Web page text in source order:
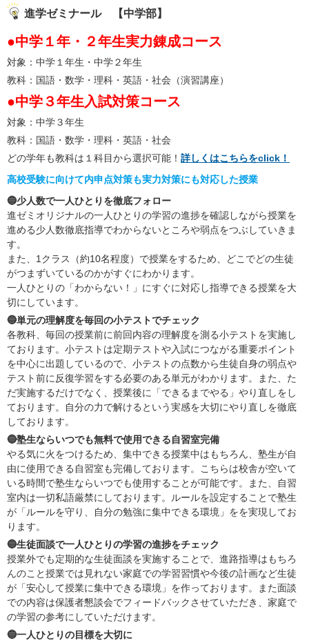
進学ゼミナール 【中学部】
●中学１年・２年生実力錬成コース
対象：中学１年生・中学２年生
教科：国語・数学・理科・英語・社会（演習講座）
●中学３年生入試対策コース
対象：中学３年生
教科：国語・数学・理科・英語・社会
どの学年も教科は１科目から選択可能！ 詳しくはこちらをclick！
高校受験に向けて内申点対策も実力対策にも対応した授業
🔵少人数で一人ひとりを徹底フォロー
進ゼミオリジナルの一人ひとりの学習の進捗を確認しながら授業を
進める少人数徹底指導でわからないところや弱点をつぶしていきま
す。
また、1クラス（約10名程度）で授業をするため、どこでどの生徒
がつまずいているのかがすぐにわかります。
一人ひとりの「わからない！」にすぐに対応し指導できる授業を大
切にしています。
🔵単元の理解度を毎回の小テストでチェック
各教科、毎回の授業前に前回内容の理解度を測る小テストを実施し
ております。小テストは定期テストや入試につながる重要ポイント
を中心に出題しているので、小テストの点数から生徒自身の弱点や
テスト前に反復学習をする必要のある単元がわかります。また、た
だ実施するだけでなく、授業後に「できるまでやる」やり直しをし
ております。自分の力で解けるという実感を大切にやり直しを徹底
しております。
🔵塾生ならいつでも無料で使用できる自習室完備
やる気に火をつけるため、集中できる授業中はもちろん、塾生が自
由に使用できる自習室も完備しております。こちらは校舎が空いて
いる時間で塾生ならいつでも使用することが可能です。また、自習
室内は一切私語厳禁にしております。ルールを設定することで塾生
が「ルールを守り、自分の勉強に集中できる環境」をを実現してお
ります。
🔵生徒面談で一人ひとりの学習の進捗をチェック
授業外でも定期的な生徒面談を実施することで、進路指導はもちろ
んのこと授業では見れない家庭での学習習慣や今後の計画など生徒
が「安心して授業に集中できる環境」を作っております。また面談
での内容は保護者懇談会でフィードバックさせていただき、家庭で
の学習の参考にしていただけます。
🔵一人ひとりの目標を大切に